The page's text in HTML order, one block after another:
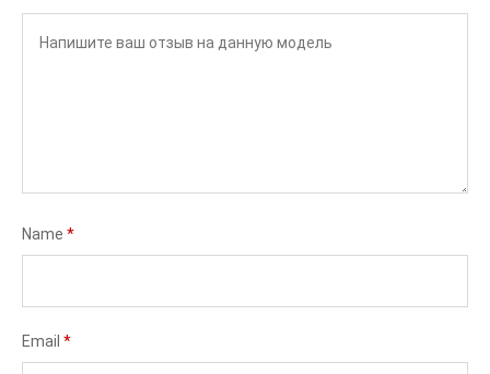
Name *
Email *